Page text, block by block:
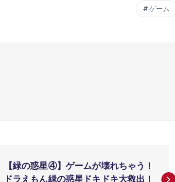
ゲーム
【緑の惑星④】ゲームが壊れちゃう！
ドラえもん緑の惑星ドキドキ大救出！